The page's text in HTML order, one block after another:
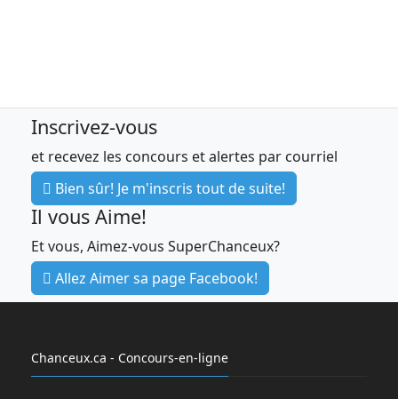
Inscrivez-vous
et recevez les concours et alertes par courriel
Bien sûr! Je m'inscris tout de suite!
Il vous Aime!
Et vous, Aimez-vous SuperChanceux?
Allez Aimer sa page Facebook!
Chanceux.ca - Concours-en-ligne